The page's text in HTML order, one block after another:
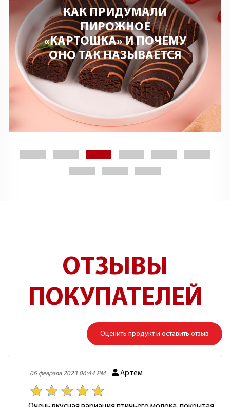
КАК ПРИДУМАЛИ
ПИРОЖНОЕ
«КАРТОШКА» И ПОЧЕМУ
ОНО ТАК НАЗЫВАЕТСЯ
ОТЗЫВЫ
ПОКУПАТЕЛЕЙ
Оценить продукт и оставить отзыв
06 февраля 2023 06:44 PM Артём